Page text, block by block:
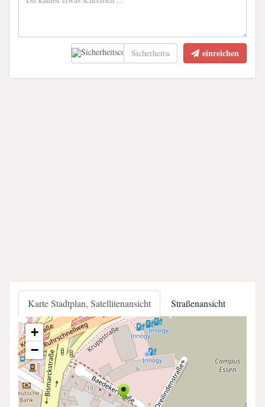
einreichen
Karte Stadtplan, Satellitenansicht Straßenansicht
+
−